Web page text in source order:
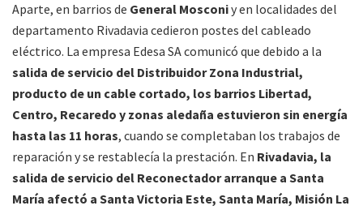
Aparte, en barrios de General Mosconiy en localidades del
departamento Rivadavia cedieron postes del cableado
eléctrico. La empresa Edesa SA comunicó que debido a la
salida de servicio del Distribuidor Zona Industrial,
producto de un cable cortado, los barrios Libertad,
Centro, Recaredo y zonas aledaña estuvieron sin energía
hasta las 11 horas, cuando se completaban los trabajos de
reparación y se restablecía la prestación. En Rivadavia, la
salida de servicio del Reconectador arranque a Santa
María afectó a Santa Victoria Este, Santa María, Misión La